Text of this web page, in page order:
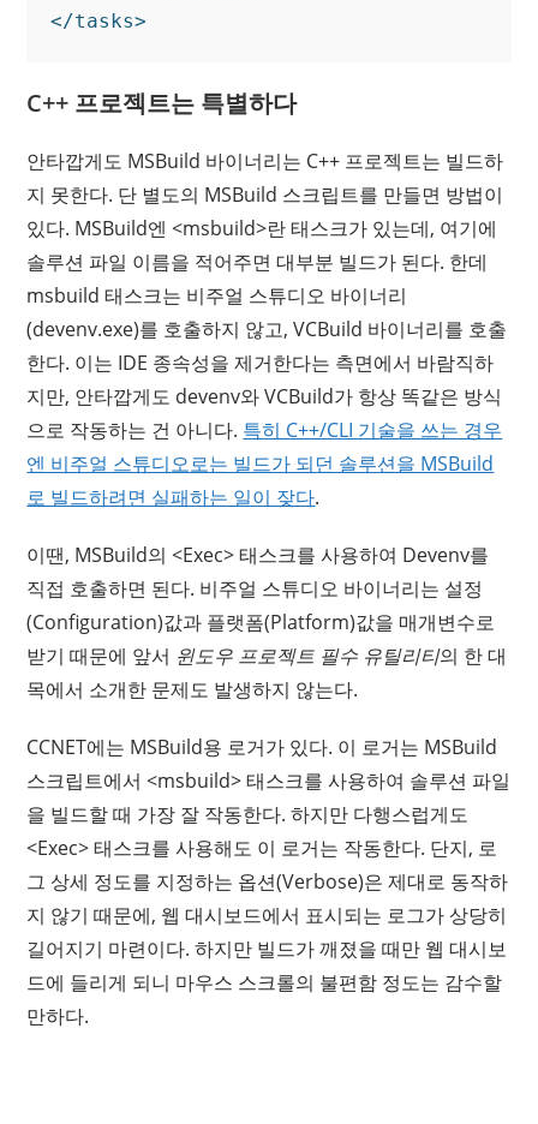
C++ 프로젝트는 특별하다
안타깝게도 MSBuild 바이너리는 C++ 프로젝트는 빌드하
지 못한다. 단 별도의 MSBuild 스크립트를 만들면 방법이
있다. MSBuild엔 <msbuild>란 태스크가 있는데, 여기에
솔루션 파일 이름을 적어주면 대부분 빌드가 된다. 한데
msbuild 태스크는 비주얼 스튜디오 바이너리
(devenv.exe)를 호출하지 않고, VCBuild 바이너리를 호출
한다. 이는 IDE 종속성을 제거한다는 측면에서 바람직하
지만, 안타깝게도 devenv와 VCBuild가 항상 똑같은 방식
으로 작동하는 건 아니다. 특히 C++/CLI 기술을 쓰는 경우
엔 비주얼 스튜디오로는 빌드가 되던 솔루션을 MSBuild
로 빌드하려면 실패하는 일이 잦다.
이땐, MSBuild의 <Exec> 태스크를 사용하여 Devenv를
직접 호출하면 된다. 비주얼 스튜디오 바이너리는 설정
(Configuration)값과 플랫폼(Platform)값을 매개변수로
받기 때문에 앞서 윈도우 프로젝트 필수 유틸리티의 한 대
목에서 소개한 문제도 발생하지 않는다.
CCNET에는 MSBuild용 로거가 있다. 이 로거는 MSBuild
스크립트에서 <msbuild> 태스크를 사용하여 솔루션 파일
을 빌드할 때 가장 잘 작동한다. 하지만 다행스럽게도
<Exec> 태스크를 사용해도 이 로거는 작동한다. 단지, 로
그 상세 정도를 지정하는 옵션(Verbose)은 제대로 동작하
지 않기 때문에, 웹 대시보드에서 표시되는 로그가 상당히
길어지기 마련이다. 하지만 빌드가 깨졌을 때만 웹 대시보
드에 들리게 되니 마우스 스크롤의 불편함 정도는 감수할
만하다.